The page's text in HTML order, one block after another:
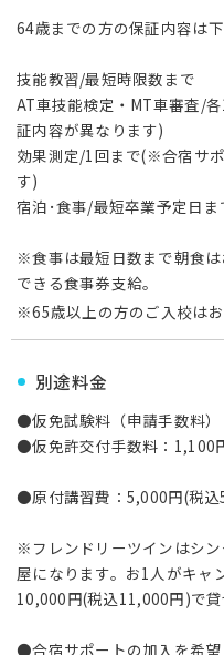
64歳までの方の保証内容は
技能教習/最短時限数まで
AT車技能検定・MT車審査/
証内容が異なります)
効果測定/1回まで(※合宿サ
す)
宿泊･食事/最短卒業予定日ま
※食事は最短日数まで朝食
できる食事券支給。
※65歳以上の方のご入校はお
別途料金
●仮免試験料（申請手数料
●仮免許交付手数料：1,100
●原付講習費：5,000円(税込
※フレンドリーツインはシ
屋になります。お1人がキャ
10,000円(税込11,000円)で貸
●合宿サポートの加入を希